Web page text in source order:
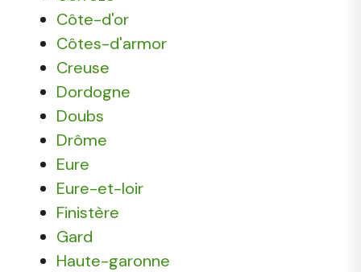
Côte-d'or
Côtes-d'armor
Creuse
Dordogne
Doubs
Drôme
Eure
Eure-et-loir
Finistère
Gard
Haute-garonne